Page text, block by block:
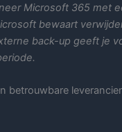
Microsoft 365 met
bewaart
back-up geeft je
betrouwbare